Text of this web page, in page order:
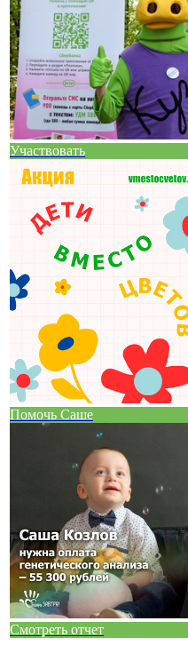
Участвовать
Помочь Саше
Смотреть отчет